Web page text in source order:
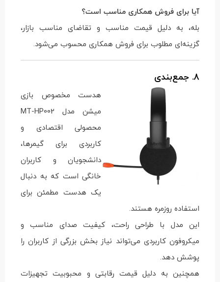
آیا برای فروش همکاری مناسب است؟
بله، به دلیل قیمت مناسب و تقاضای مناسب بازار،
گزینه‌ای مطلوب برای فروش همکاری محسوب می‌شود.
8. جمع‌بندی
هدست مخصوص بازی
میشن مدل MT-HP002
محصولی اقتصادی و
کاربردی برای گیمرها،
دانشجویان و کاربران
خانگی است که به دنبال
یک هدست مطمئن برای
استفاده روزمره هستند.
این مدل با طراحی راحت، کیفیت صدای مناسب و
میکروفون کاربردی می‌تواند نیاز بخش بزرگی از کاربران را
پوشش دهد.
همچنین به دلیل قیمت رقابتی و محبوبیت تجهیزات